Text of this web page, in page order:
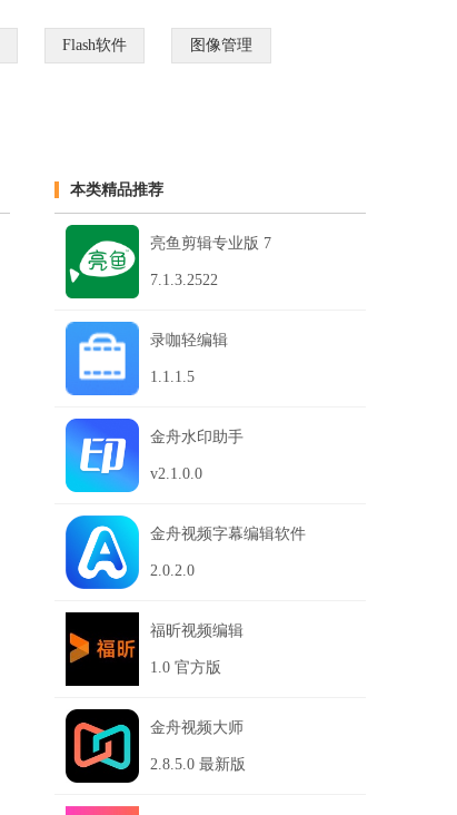
Flash软件 图像管理
本类精品推荐
亮鱼剪辑专业版 7
7.1.3.2522
录咖轻编辑
1.1.1.5
金舟水印助手
v2.1.0.0
金舟视频字幕编辑软件
2.0.2.0
福昕视频编辑
1.0 官方版
金舟视频大师
2.8.5.0 最新版